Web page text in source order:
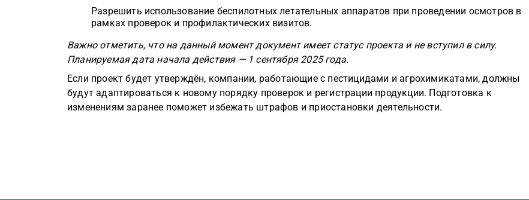
Разрешить использование беспилотных летательных аппаратов при проведении осмотров в
рамках проверок и профилактических визитов.
Важно отметить, что на данный момент документ имеет статус проекта и не вступил в силу.
Планируемая дата начала действия — 1 сентября 2025 года.
Если проект будет утверждён, компании, работающие с пестицидами и агрохимикатами, должны
будут адаптироваться к новому порядку проверок и регистрации продукции. Подготовка к
изменениям заранее поможет избежать штрафов и приостановки деятельности.